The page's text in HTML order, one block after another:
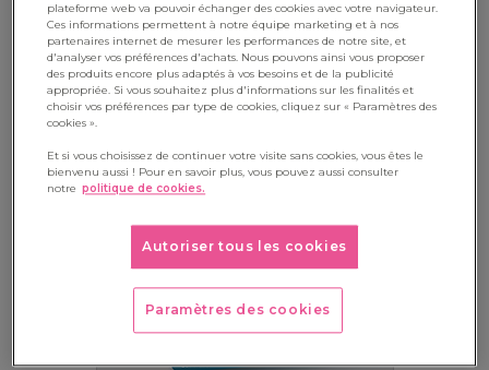
JE TÉLÉCHARGE L'INFOGRAPHIE
plateforme web va pouvoir échanger des cookies avec votre navigateur.
Ces informations permettent à notre équipe marketing et à nos
partenaires internet de mesurer les performances de notre site, et
d'analyser vos préférences d'achats. Nous pouvons ainsi vous proposer
des produits encore plus adaptés à vos besoins et de la publicité
appropriée. Si vous souhaitez plus d'informations sur les finalités et
choisir vos préférences par type de cookies, cliquez sur « Paramètres des
cookies ».
Et si vous choisissez de continuer votre visite sans cookies, vous êtes le
bienvenu aussi ! Pour en savoir plus, vous pouvez aussi consulter
notre politique de cookies.
Autoriser tous les cookies
Paramètres des cookies